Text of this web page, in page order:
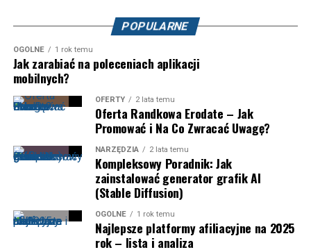
POPULARNE
OGÓLNE 1 rok temu
Jak zarabiać na poleceniach aplikacji
mobilnych?
OFERTY 2 lata temu
Oferta Randkowa Erodate – Jak
Promować i Na Co Zwracać Uwagę?
NARZĘDZIA 2 lata temu
Kompleksowy Poradnik: Jak
zainstalować generator grafik AI
(Stable Diffusion)
OGÓLNE 1 rok temu
Najlepsze platformy afiliacyjne na 2025
rok – lista i analiza